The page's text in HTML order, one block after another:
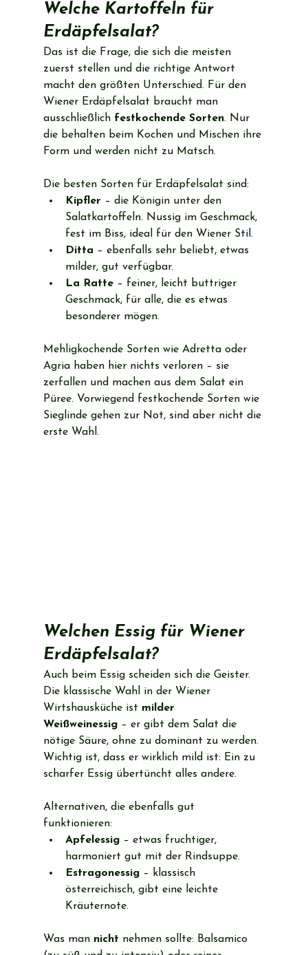
Welche Kartoffeln für
Erdäpfelsalat?
Das ist die Frage, die sich die meisten
zuerst stellen und die richtige Antwort
macht den größten Unterschied. Für den
Wiener Erdäpfelsalat braucht man
ausschließlich festkochende Sorten. Nur
die behalten beim Kochen und Mischen ihre
Form und werden nicht zu Matsch.
Die besten Sorten für Erdäpfelsalat sind:
Kipfler – die Königin unter den
Salatkartoffeln. Nussig im Geschmack,
fest im Biss, ideal für den Wiener Stil.
Ditta – ebenfalls sehr beliebt, etwas
milder, gut verfügbar.
La Ratte – feiner, leicht buttriger
Geschmack, für alle, die es etwas
besonderer mögen.
Mehligkochende Sorten wie Adretta oder
Agria haben hier nichts verloren – sie
zerfallen und machen aus dem Salat ein
Püree. Vorwiegend festkochende Sorten wie
Sieglinde gehen zur Not, sind aber nicht die
erste Wahl.
Welchen Essig für Wiener
Erdäpfelsalat?
Auch beim Essig scheiden sich die Geister.
Die klassische Wahl in der Wiener
Wirtshausküche ist milder
Weißweinessig – er gibt dem Salat die
nötige Säure, ohne zu dominant zu werden.
Wichtig ist, dass er wirklich mild ist: Ein zu
scharfer Essig übertüncht alles andere.
Alternativen, die ebenfalls gut
funktionieren:
Apfelessig – etwas fruchtiger,
harmoniert gut mit der Rindsuppe.
Estragonessig – klassisch
österreichisch, gibt eine leichte
Kräuternote.
Was man nicht nehmen sollte: Balsamico